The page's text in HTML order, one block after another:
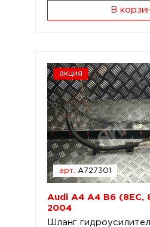
В
акция
арт. A727301
Audi A4 A4 B6 (8EC,
2004
Шланг